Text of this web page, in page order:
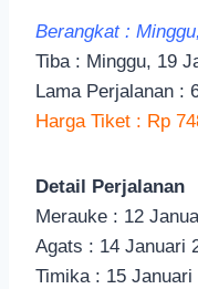
Berangkat :
Tiba : Minggu, 19
Lama Perjalanan :
Harga Tiket : Rp
Detail Perjalanan
Merauke : 12
Agats : 14 Januari
Timika : 15